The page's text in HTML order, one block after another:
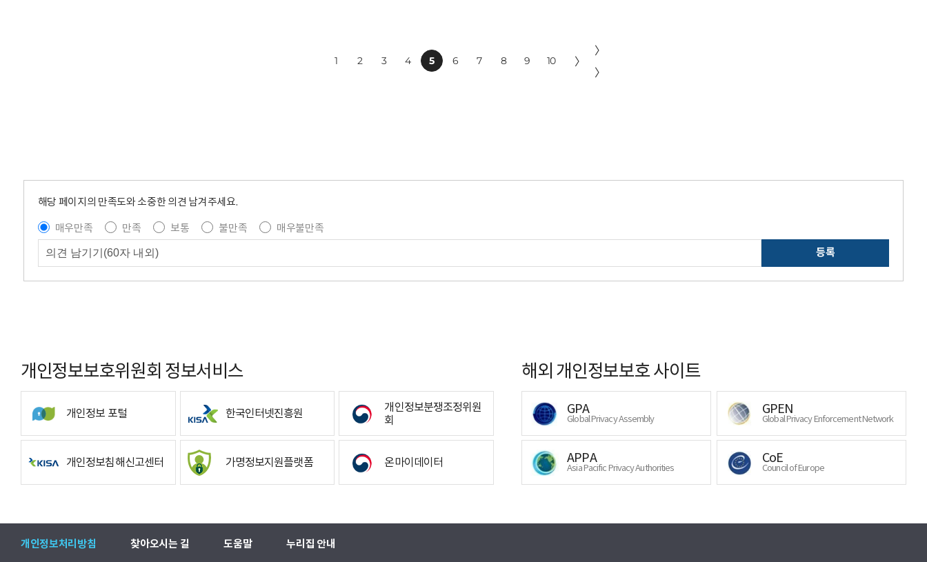
1 2 3 4 5 6 7 8 9 10 〉
〉
〉
해당 페이지의 만족도와 소중한 의견 남겨주세요.
매우만족
만족 보통 불만족
매우불만족
등록
개인정보보호위원회 정보서비스
개인정보 포털 한국인터넷진흥원
개인정보분쟁조정위원
회
개인정보침해신고센터 가명정보지원플랫폼 온마이데이터
해외 개인정보보호 사이트
GPA
Global Privacy Assembly
GPEN
Global Privacy Enforcement Network
APPA
Asia Pacific Privacy Authorities
CoE
Council of Europe
개인정보처리방침 찾아오시는 길 도움말 누리집 안내